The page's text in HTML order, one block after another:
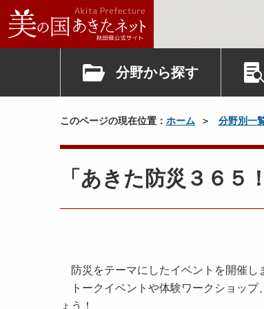
分野から探す
このページの現在位置： ホーム 分野別一
「あきた防災３６５
防災をテーマにしたイベントを開催し
トークイベントや体験ワークショップ
ょう！